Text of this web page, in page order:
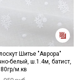
Шитье "Аврора"
белый, ш.1.4м, батист,
м.кв